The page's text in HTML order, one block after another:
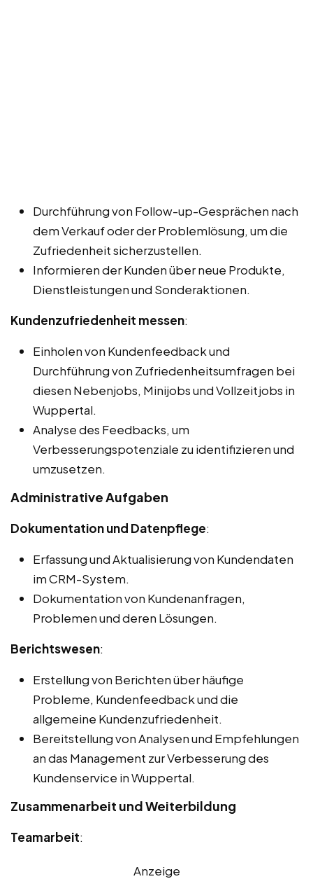
Durchführung von Follow-up-Gesprächen nach
dem Verkauf oder der Problemlösung, um die
Zufriedenheit sicherzustellen.
Informieren der Kunden über neue Produkte,
Dienstleistungen und Sonderaktionen.
Kundenzufriedenheit messen:
Einholen von Kundenfeedback und
Durchführung von Zufriedenheitsumfragen bei
diesen Nebenjobs, Minijobs und Vollzeitjobs in
Wuppertal.
Analyse des Feedbacks, um
Verbesserungspotenziale zu identifizieren und
umzusetzen.
Administrative Aufgaben
Dokumentation und Datenpflege:
Erfassung und Aktualisierung von Kundendaten
im CRM-System.
Dokumentation von Kundenanfragen,
Problemen und deren Lösungen.
Berichtswesen:
Erstellung von Berichten über häufige
Probleme, Kundenfeedback und die
allgemeine Kundenzufriedenheit.
Bereitstellung von Analysen und Empfehlungen
an das Management zur Verbesserung des
Kundenservice in Wuppertal.
Zusammenarbeit und Weiterbildung
Teamarbeit:
Anzeige